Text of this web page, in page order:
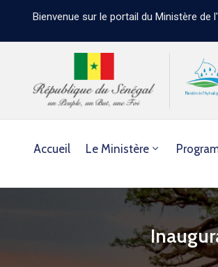
Bienvenue sur le portail du Ministère de
Accueil Le Ministère